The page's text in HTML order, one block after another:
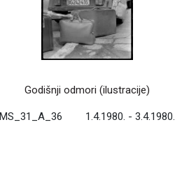
Godišnji odmori (ilustracije)
MS_31_A_36 1.4.1980. - 3.4.1980.